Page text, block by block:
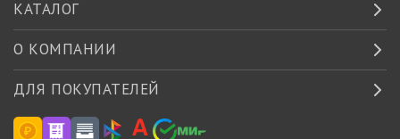
КАТАЛОГ
О КОМПАНИИ
ДЛЯ ПОКУПАТЕЛЕЙ